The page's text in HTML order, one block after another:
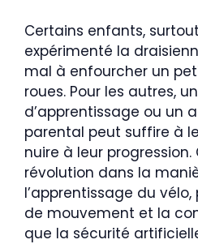
Certains enfants,
expérimenté la
mal à enfourcher un
roues. Pour les autres,
d’apprentissage ou un
parental peut suffire à
nuire à leur progression.
révolution dans la
l’apprentissage du
de mouvement et la
que la sécurité